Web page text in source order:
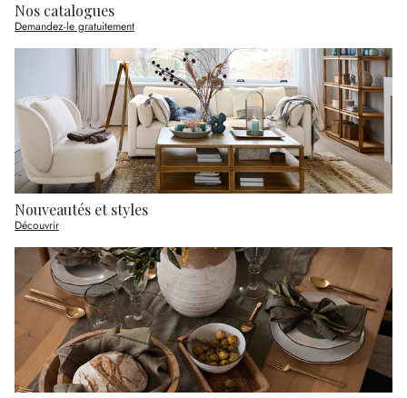
Nos catalogues
Demandez-le gratuitement
Nouveautés et styles
Découvrir